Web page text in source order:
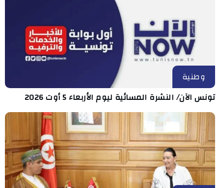
وطنية
تونس الآن/ النشرة المسائية ليوم الأربعاء 5 أوت 2026